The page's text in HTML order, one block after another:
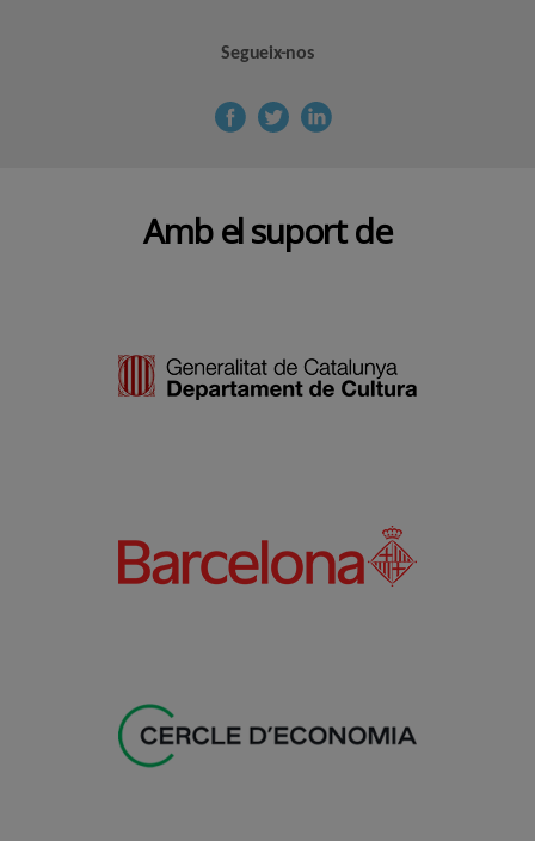
Segueix-nos
Amb el suport de